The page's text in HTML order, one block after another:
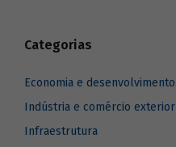
Categorias
Economia e desenvolvimento
Indústria e comércio exterior
Infraestrutura